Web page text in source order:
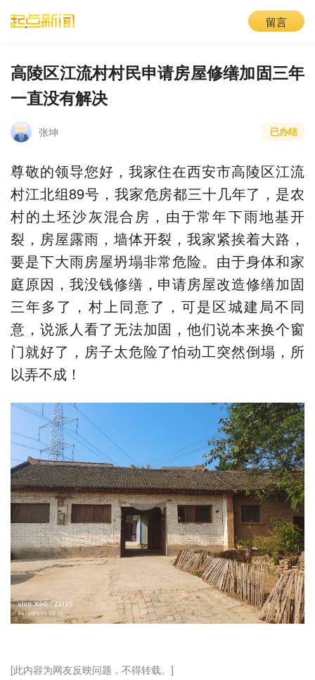
留言
高陵区江流村村民申请房屋修缮加固三年
一直没有解决
张坤 已办结
尊敬的领导您好，我家住在西安市高陵区江流
村江北组89号，我家危房都三十几年了，是农
村的土坯沙灰混合房，由于常年下雨地基开
裂，房屋露雨，墙体开裂，我家紧挨着大路，
要是下大雨房屋坍塌非常危险。由于身体和家
庭原因，我没钱修缮，申请房屋改造修缮加固
三年多了，村上同意了，可是区城建局不同
意，说派人看了无法加固，他们说本来换个窗
门就好了，房子太危险了怕动工突然倒塌，所
以弄不成！
[此内容为网友反映问题，不得转载。]